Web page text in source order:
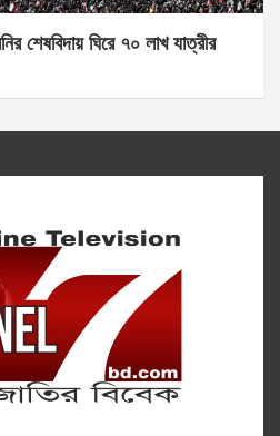
শেষবিদায় ঘিরে ৭০ লাখ যাত্রীর